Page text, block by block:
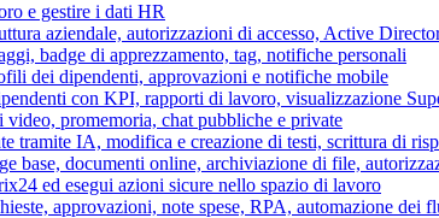
e gestire i dati HR
aziendale, autorizzazioni di accesso, Active
badge di apprezzamento, tag, notifiche personali
dei dipendenti, approvazioni e notifiche mobile
con KPI, rapporti di lavoro, visualizzazione
video, promemoria, chat pubbliche e private
tramite IA, modifica e creazione di testi, scrittura di
base, documenti online, archiviazione di file,
ed esegui azioni sicure nello spazio di lavoro
approvazioni, note spese, RPA, automazione dei